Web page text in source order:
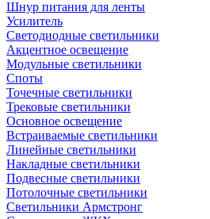
Шнур питания для ленты
Усилитель
Светодиодные светильники
Акцентное освещение
Модульные светильники
Споты
Точечные светильники
Трековые светильники
Основное освещение
Встраиваемые светильники
Линейные светильники
Накладные светильники
Подвесные светильники
Потолочные светильники
Светильники Армстронг